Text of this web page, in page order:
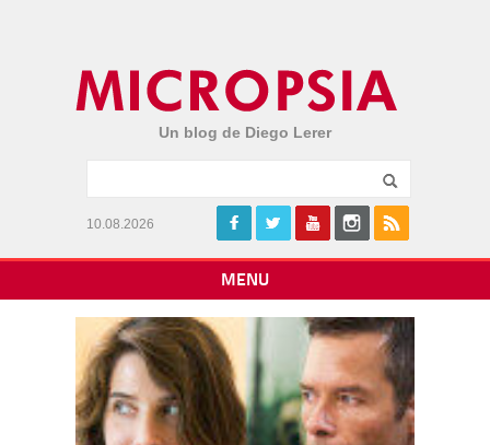
Un blog de Diego Lerer
10.08.2026
MENU